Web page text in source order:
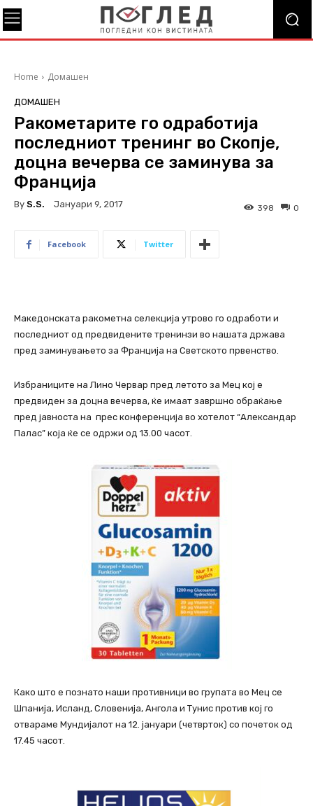
Home Домашен
ДОМАШЕН
Ракометарите го одработија
последниот тренинг во Скопје,
доцна вечерва се заминува за
Франција
By S.s. Јануари 9, 2017 0
398
Facebook Twitter
Македонската ракометна селекција утрово го одработи и
последниот од предвидените тренинзи во нашата држава
пред заминувањето за Франција на Светското првенство.
Избраниците на Лино Червар пред летото за Мец кој е
предвиден за доцна вечерва, ќе имаат завршно обраќање
пред јавноста на прес конференција во хотелот “Александар
Палас” која ќе се одржи од 13.00 часот.
Како што е познато наши противници во групата во Мец се
Шпанија, Исланд, Словенија, Ангола и Тунис против кој го
отвараме Мундијалот на 12. јануари (четврток) со почеток од
17.45 часот.